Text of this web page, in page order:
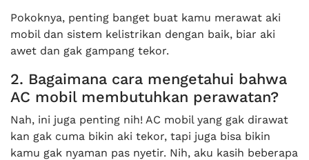
Pokoknya, penting banget buat kamu merawat aki
mobil dan sistem kelistrikan dengan baik, biar aki
awet dan gak gampang tekor.
2. Bagaimana cara mengetahui bahwa
AC mobil membutuhkan perawatan?
Nah, ini juga penting nih! AC mobil yang gak dirawat
kan gak cuma bikin aki tekor, tapi juga bisa bikin
kamu gak nyaman pas nyetir. Nih, aku kasih beberapa